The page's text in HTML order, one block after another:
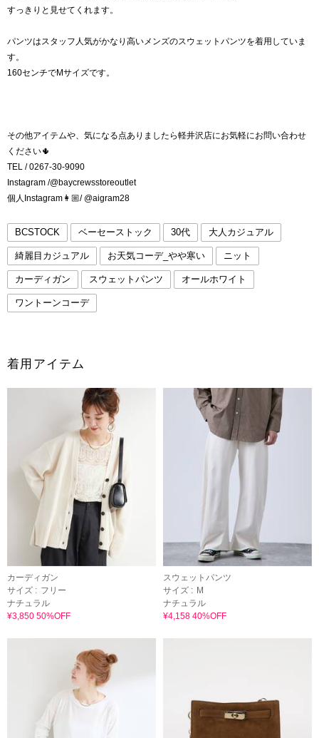
すっきりと見せてくれます。
パンツはスタッフ人気がかなり高いメンズのスウェットパンツを着用していま
す。
160センチでMサイズです。
その他アイテムや、気になる点ありましたら軽井沢店にお気軽にお問い合わせ
ください🌵
TEL / 0267-30-9090
Instagram /@baycrewsstoreoutlet
個人Instagram👩🏼/ @aigram28
BCSTOCK ベーセーストック 30代 大人カジュアル
綺麗目カジュアル お天気コーデ_やや寒い ニット
カーディガン スウェットパンツ オールホワイト
ワントーンコーデ
着用アイテム
カーディガン
サイズ : フリー
ナチュラル
¥3,850 50%OFF
スウェットパンツ
サイズ : M
ナチュラル
¥4,158 40%OFF